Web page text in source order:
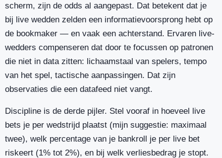
scherm, zijn de odds al aangepast. Dat betekent dat je
bij live wedden zelden een informatievoorsprong hebt op
de bookmaker — en vaak een achterstand. Ervaren live-
wedders compenseren dat door te focussen op patronen
die niet in data zitten: lichaamstaal van spelers, tempo
van het spel, tactische aanpassingen. Dat zijn
observaties die een datafeed niet vangt.
Discipline is de derde pijler. Stel vooraf in hoeveel live
bets je per wedstrijd plaatst (mijn suggestie: maximaal
twee), welk percentage van je bankroll je per live bet
riskeert (1% tot 2%), en bij welk verliesbedrag je stopt.